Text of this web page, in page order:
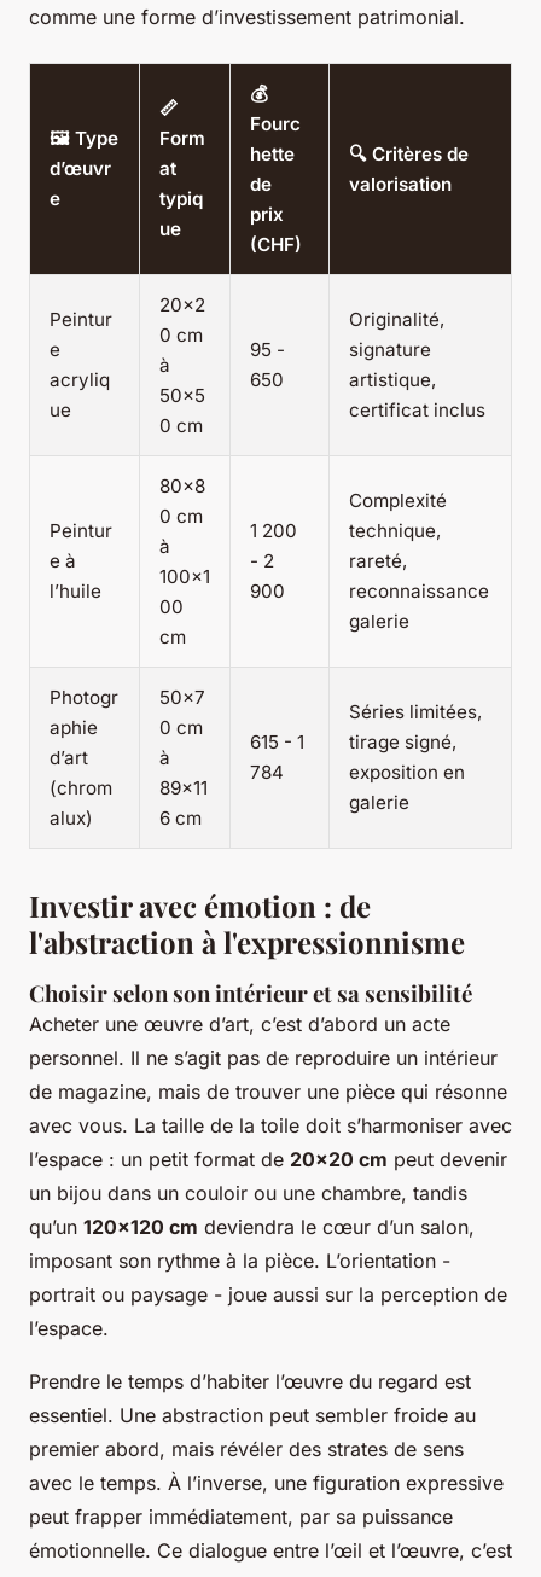
comme une forme d’investissement patrimonial.
🖼️ Type
d’œuvr
e
📏
Form
at
typiq
ue
💰
Fourc
hette
de
prix
(CHF)
🔍 Critères de
valorisation
Peintur
e
acryliq
ue
20x2
0 cm
à
50x5
0 cm
95 -
650
Originalité,
signature
artistique,
certificat inclus
Peintur
e à
l’huile
80x8
0 cm
à
100x1
00
cm
1 200
- 2
900
Complexité
technique,
rareté,
reconnaissance
galerie
Photogr
aphie
d’art
(chrom
alux)
50x7
0 cm
à
89x11
6 cm
615 - 1
784
Séries limitées,
tirage signé,
exposition en
galerie
Investir avec émotion : de
l'abstraction à l'expressionnisme
Choisir selon son intérieur et sa sensibilité
Acheter une œuvre d’art, c’est d’abord un acte
personnel. Il ne s’agit pas de reproduire un intérieur
de magazine, mais de trouver une pièce qui résonne
avec vous. La taille de la toile doit s’harmoniser avec
l’espace : un petit format de 20x20 cm peut devenir
un bijou dans un couloir ou une chambre, tandis
qu’un 120x120 cm deviendra le cœur d’un salon,
imposant son rythme à la pièce. L’orientation -
portrait ou paysage - joue aussi sur la perception de
l’espace.
Prendre le temps d’habiter l’œuvre du regard est
essentiel. Une abstraction peut sembler froide au
premier abord, mais révéler des strates de sens
avec le temps. À l’inverse, une figuration expressive
peut frapper immédiatement, par sa puissance
émotionnelle. Ce dialogue entre l’œil et l’œuvre, c’est